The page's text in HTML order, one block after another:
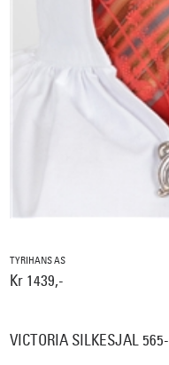
TYRIHANS AS
Kr 1439,-
VICTORIA SILKESJAL